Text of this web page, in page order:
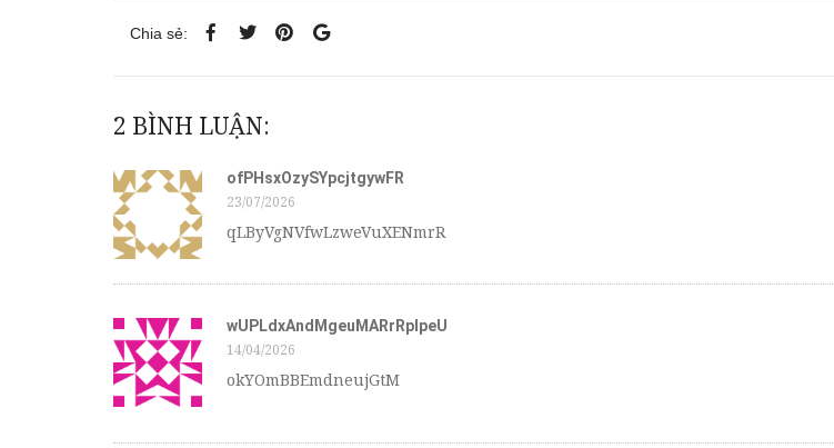
Chia sẻ:
2 BÌNH LUẬN:
ofPHsxOzySYpcjtgywFR
23/07/2026
qLByVgNVfwLzweVuXENmrR
wUPLdxAndMgeuMARrRpIpeU
14/04/2026
okYOmBBEmdneujGtM